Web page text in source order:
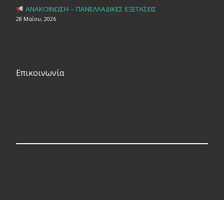
ΑΝΑΚΟΙΝΩΣΗ – ΠΑΝΕΛΛΑΔΙΚΕΣ ΕΞΕΤΑΣΕΙΣ
28 Μαΐου, 2026
Επικοινωνία